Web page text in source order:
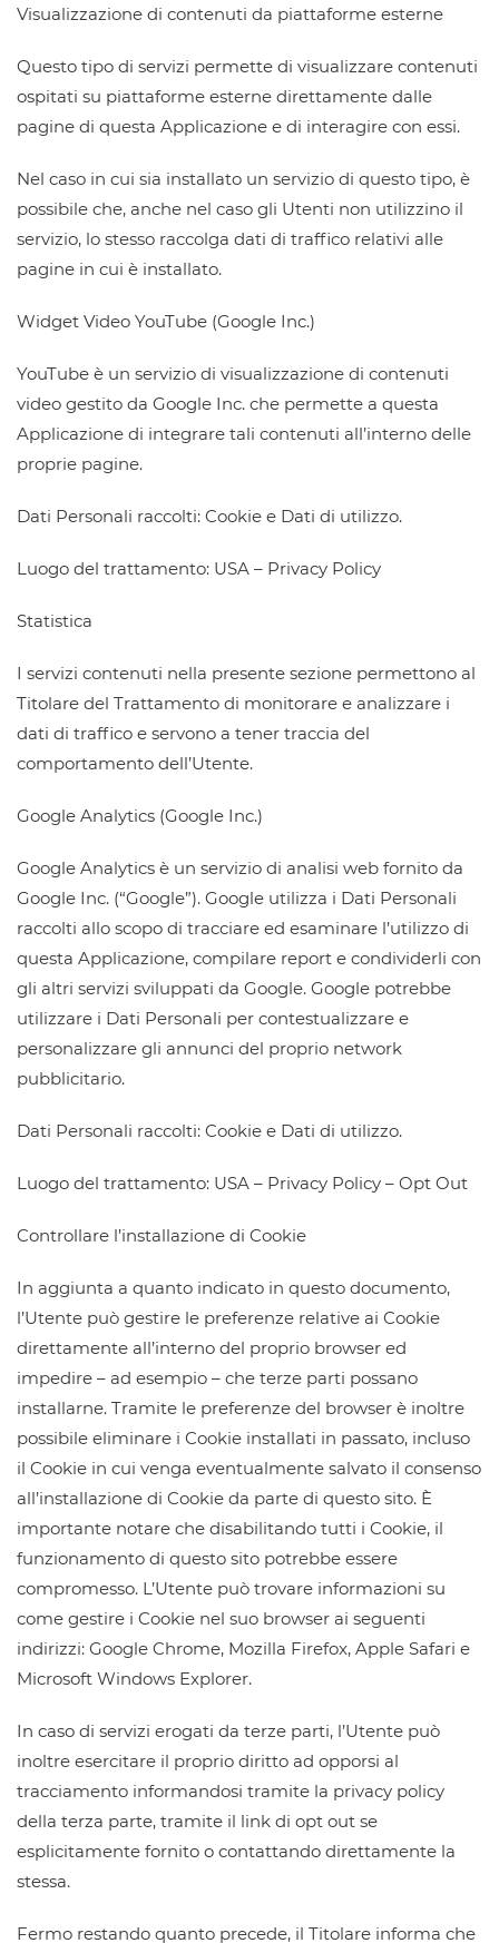
Visualizzazione di contenuti da piattaforme esterne
Questo tipo di servizi permette di visualizzare contenuti
ospitati su piattaforme esterne direttamente dalle
pagine di questa Applicazione e di interagire con essi.
Nel caso in cui sia installato un servizio di questo tipo, è
possibile che, anche nel caso gli Utenti non utilizzino il
servizio, lo stesso raccolga dati di traffico relativi alle
pagine in cui è installato.
Widget Video YouTube (Google Inc.)
YouTube è un servizio di visualizzazione di contenuti
video gestito da Google Inc. che permette a questa
Applicazione di integrare tali contenuti all’interno delle
proprie pagine.
Dati Personali raccolti: Cookie e Dati di utilizzo.
Luogo del trattamento: USA – Privacy Policy
Statistica
I servizi contenuti nella presente sezione permettono al
Titolare del Trattamento di monitorare e analizzare i
dati di traffico e servono a tener traccia del
comportamento dell’Utente.
Google Analytics (Google Inc.)
Google Analytics è un servizio di analisi web fornito da
Google Inc. (“Google”). Google utilizza i Dati Personali
raccolti allo scopo di tracciare ed esaminare l’utilizzo di
questa Applicazione, compilare report e condividerli con
gli altri servizi sviluppati da Google. Google potrebbe
utilizzare i Dati Personali per contestualizzare e
personalizzare gli annunci del proprio network
pubblicitario.
Dati Personali raccolti: Cookie e Dati di utilizzo.
Luogo del trattamento: USA – Privacy Policy – Opt Out
Controllare l’installazione di Cookie
In aggiunta a quanto indicato in questo documento,
l’Utente può gestire le preferenze relative ai Cookie
direttamente all’interno del proprio browser ed
impedire – ad esempio – che terze parti possano
installarne. Tramite le preferenze del browser è inoltre
possibile eliminare i Cookie installati in passato, incluso
il Cookie in cui venga eventualmente salvato il consenso
all’installazione di Cookie da parte di questo sito. È
importante notare che disabilitando tutti i Cookie, il
funzionamento di questo sito potrebbe essere
compromesso. L’Utente può trovare informazioni su
come gestire i Cookie nel suo browser ai seguenti
indirizzi: Google Chrome, Mozilla Firefox, Apple Safari e
Microsoft Windows Explorer.
In caso di servizi erogati da terze parti, l’Utente può
inoltre esercitare il proprio diritto ad opporsi al
tracciamento informandosi tramite la privacy policy
della terza parte, tramite il link di opt out se
esplicitamente fornito o contattando direttamente la
stessa.
Fermo restando quanto precede, il Titolare informa che